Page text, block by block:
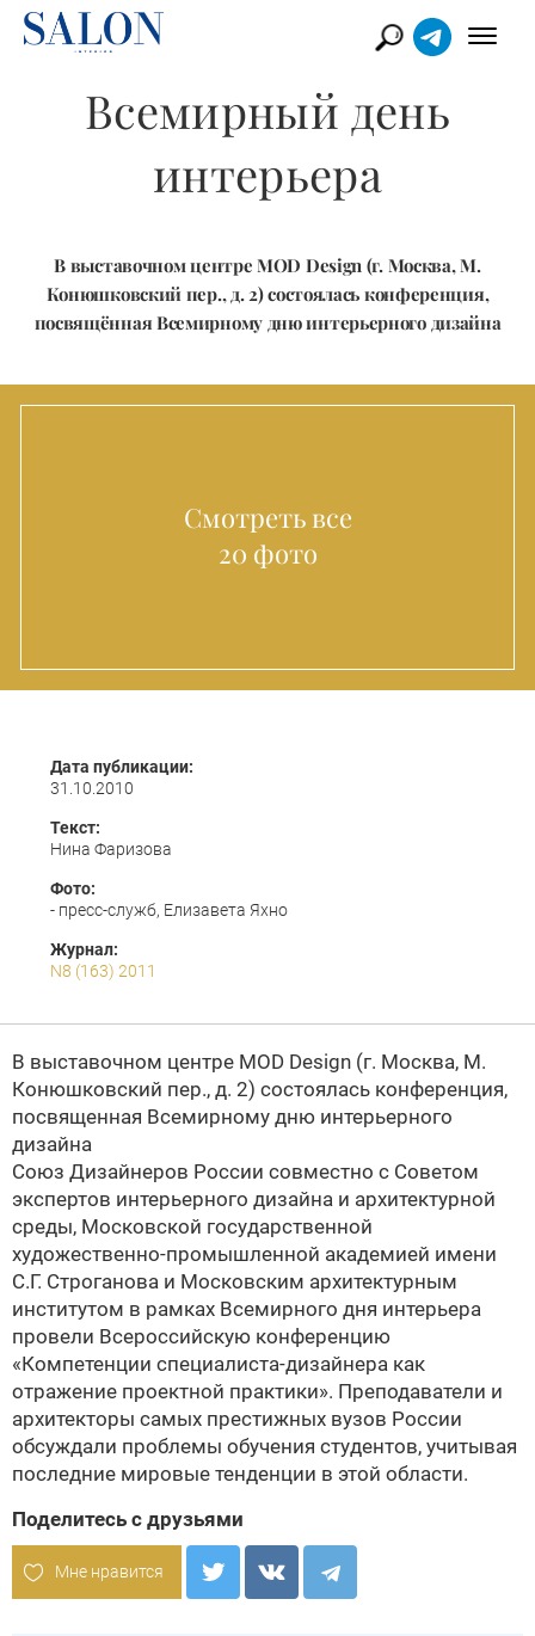
Всемирный день
интерьера
В выставочном центре MOD Design (г. Москва, М.
Конюшковский пер., д. 2) состоялась конференция,
посвящённая Всемирному дню интерьерного дизайна
Смотреть все
20 фото
Дата публикации:
31.10.2010
Текст:
Нина Фаризова
Фото:
- пресс-служб, Елизавета Яхно
Журнал:
N8 (163) 2011
В выставочном центре MOD Design (г. Москва, М.
Конюшковский пер., д. 2) состоялась конференция,
посвященная Всемирному дню интерьерного
дизайна
Союз Дизайнеров России совместно с Советом
экспертов интерьерного дизайна и архитектурной
среды, Московской государственной
художественно-промышленной академией имени
С.Г. Строганова и Московским архитектурным
институтом в рамках Всемирного дня интерьера
провели Всероссийскую конференцию
«Компетенции специалиста-дизайнера как
отражение проектной практики». Преподаватели и
архитекторы самых престижных вузов России
обсуждали проблемы обучения студентов, учитывая
последние мировые тенденции в этой области.
Поделитесь с друзьями
Мне нравится